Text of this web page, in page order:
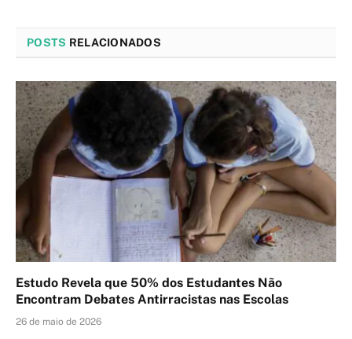
POSTS RELACIONADOS
Estudo Revela que 50% dos Estudantes Não
Encontram Debates Antirracistas nas Escolas
26 de maio de 2026